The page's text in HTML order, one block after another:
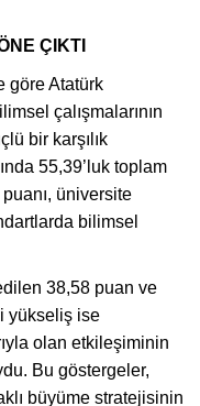
ÇIKTI
göre Atatürk
çalışmalarının
bir karşılık
55,39’luk toplam
puanı, üniversite
bilimsel
38,58 puan ve
yükseliş ise
olan etkileşiminin
Bu göstergeler,
büyüme stratejisinin